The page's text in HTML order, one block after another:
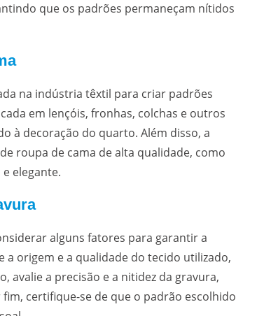
que os padrões permaneçam nítidos
na indústria têxtil para criar padrões
em lençóis, fronhas, colchas e outros
à decoração do quarto. Além disso, a
roupa de cama de alta qualidade, como
elegante.
alguns fatores para garantir a
origem e a qualidade do tecido utilizado,
avalie a precisão e a nitidez da gravura,
certifique-se de que o padrão escolhido